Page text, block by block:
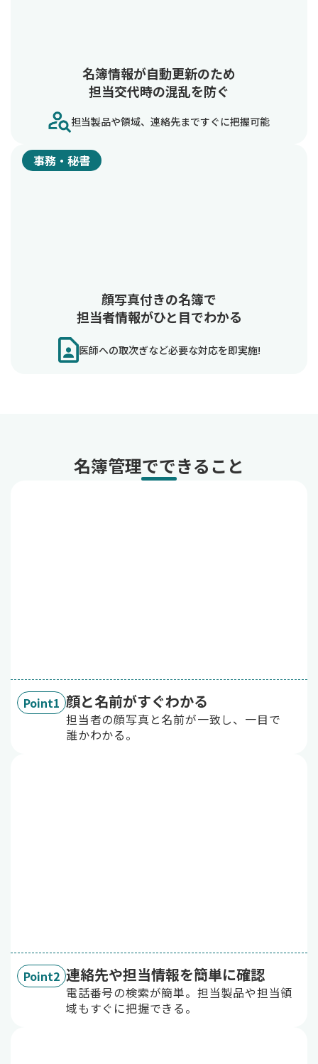
名簿情報が自動更新のため
担当交代時の混乱を防ぐ
担当製品や領域、連絡先まですぐに把握可能
事務・秘書
顔写真付きの名簿で
担当者情報がひと目でわかる
医師への取次ぎなど必要な対応を即実施!
名簿管理でできること
Point1 顔と名前がすぐわかる
担当者の顔写真と名前が一致し、一目で
誰かわかる。
Point2 連絡先や担当情報を簡単に確認
電話番号の検索が簡単。担当製品や担当領
域もすぐに把握できる。